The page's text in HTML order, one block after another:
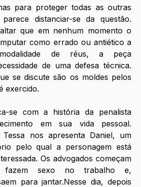
para proteger todas as outras
distanciar-se da questão.
que em nenhum momento o
como errado ou antiético a
de réus, a peça
de uma defesa técnica.
se discute são os moldes pelos
exercido.
se com a história da penalista
em sua vida pessoal.
nos apresenta Daniel, um
pelo qual a personagem está
Os advogados começam
sexo no trabalho e,
para jantar.Nesse dia, depois